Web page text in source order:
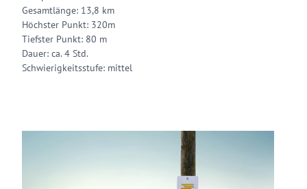
Gesamtlänge: 13,8 km
Höchster Punkt: 320m
Tiefster Punkt: 80 m
Dauer: ca. 4 Std.
Schwierigkeitsstufe: mittel